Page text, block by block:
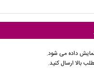
داده می شود.
بالا ارسال کنید.